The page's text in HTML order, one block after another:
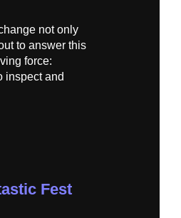
not only
to answer this
force:
inspect and
Fest